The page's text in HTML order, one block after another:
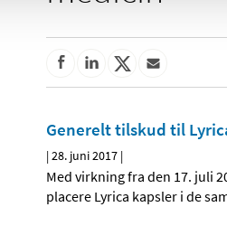
Generelt tilskud til
|28. juni 2017 |
Med virkning fra den 17. juli
placere Lyrica kapsler i de